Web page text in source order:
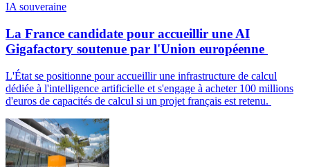
IA souveraine
La France candidate pour accueillir une AI
Gigafactory soutenue par l'Union européenne
L'État se positionne pour accueillir une infrastructure de calcul
dédiée à l'intelligence artificielle et s'engage à acheter 100 millions
d'euros de capacités de calcul si un projet français est retenu.